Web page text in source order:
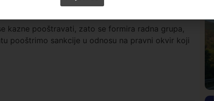
iznađu ona koja će smanjiti nasilje.
kazne pooštravati, zato se formira radna grupa,
pooštrimo sankcije u odnosu na pravni okvir koji